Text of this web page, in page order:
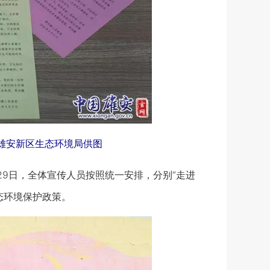
安新区生态环境局供图
，全体宣传人员按照统一安排，分别“走进
境保护政策。